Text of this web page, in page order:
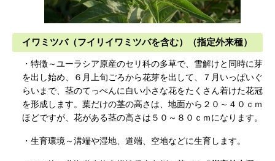
イワミツバ（フイリイワミツバを含む）（指定外来種）
・特徴～ユーラシア原産のセリ科の多草で、雪解けと同時に芽
を出し始め、６月上旬ごろから花芽を出して、７月いっぱいぐ
らいまで、茎のてっぺんに白い小さな花をたくさん着けた花冠
を形成します。葉だけの茎の高さは、地面から２０～４０ｃｍ
ほどですが、花がある茎の高さは５０～８０ｃｍになります。
・生育環境～溝端や湿地、道端、空地などに生育します。